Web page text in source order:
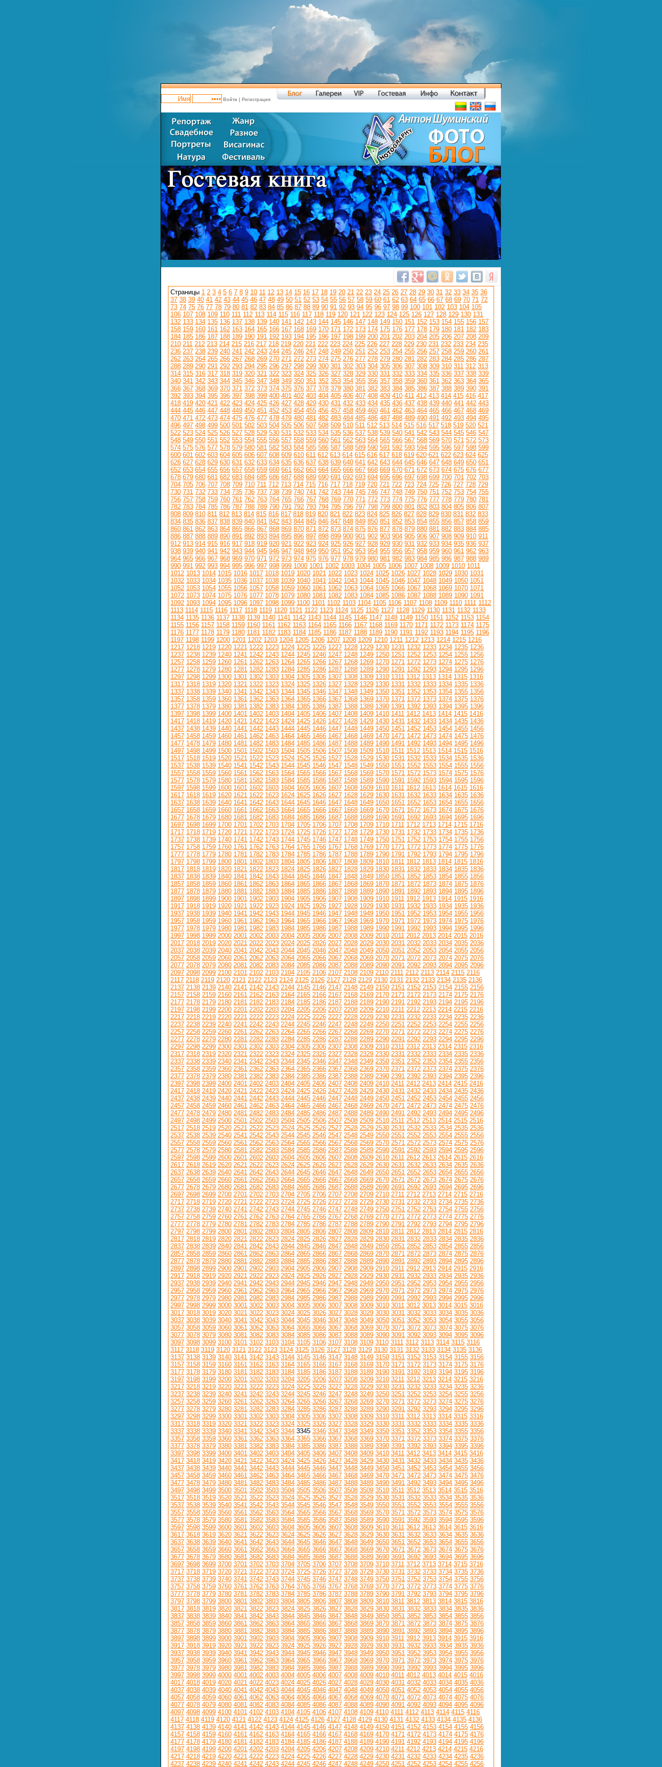
Войти Регистрация
Страницы 1 2 3 4 5 6 7 8 9 10 11 12 13 14 15 16 17 18 19 20 21 22 23 24 25 26 27 28 29 30 31 32 33 34 35 36
37 38 39 40 41 42 43 44 45 46 47 48 49 50 51 52 53 54 55 56 57 58 59 60 61 62 63 64 65 66 67 68 69 70 71 72
73 74 75 76 77 78 79 80 81 82 83 84 85 86 87 88 89 90 91 92 93 94 95 96 97 98 99 100 101 102 103 104 105
106 107 108 109 110 111 112 113 114 115 116 117 118 119 120 121 122 123 124 125 126 127 128 129 130 131
132 133 134 135 136 137 138 139 140 141 142 143 144 145 146 147 148 149 150 151 152 153 154 155 156 157
158 159 160 161 162 163 164 165 166 167 168 169 170 171 172 173 174 175 176 177 178 179 180 181 182 183
184 185 186 187 188 189 190 191 192 193 194 195 196 197 198 199 200 201 202 203 204 205 206 207 208 209
210 211 212 213 214 215 216 217 218 219 220 221 222 223 224 225 226 227 228 229 230 231 232 233 234 235
236 237 238 239 240 241 242 243 244 245 246 247 248 249 250 251 252 253 254 255 256 257 258 259 260 261
262 263 264 265 266 267 268 269 270 271 272 273 274 275 276 277 278 279 280 281 282 283 284 285 286 287
288 289 290 291 292 293 294 295 296 297 298 299 300 301 302 303 304 305 306 307 308 309 310 311 312 313
314 315 316 317 318 319 320 321 322 323 324 325 326 327 328 329 330 331 332 333 334 335 336 337 338 339
340 341 342 343 344 345 346 347 348 349 350 351 352 353 354 355 356 357 358 359 360 361 362 363 364 365
366 367 368 369 370 371 372 373 374 375 376 377 378 379 380 381 382 383 384 385 386 387 388 389 390 391
392 393 394 395 396 397 398 399 400 401 402 403 404 405 406 407 408 409 410 411 412 413 414 415 416 417
418 419 420 421 422 423 424 425 426 427 428 429 430 431 432 433 434 435 436 437 438 439 440 441 442 443
444 445 446 447 448 449 450 451 452 453 454 455 456 457 458 459 460 461 462 463 464 465 466 467 468 469
470 471 472 473 474 475 476 477 478 479 480 481 482 483 484 485 486 487 488 489 490 491 492 493 494 495
496 497 498 499 500 501 502 503 504 505 506 507 508 509 510 511 512 513 514 515 516 517 518 519 520 521
522 523 524 525 526 527 528 529 530 531 532 533 534 535 536 537 538 539 540 541 542 543 544 545 546 547
548 549 550 551 552 553 554 555 556 557 558 559 560 561 562 563 564 565 566 567 568 569 570 571 572 573
574 575 576 577 578 579 580 581 582 583 584 585 586 587 588 589 590 591 592 593 594 595 596 597 598 599
600 601 602 603 604 605 606 607 608 609 610 611 612 613 614 615 616 617 618 619 620 621 622 623 624 625
626 627 628 629 630 631 632 633 634 635 636 637 638 639 640 641 642 643 644 645 646 647 648 649 650 651
652 653 654 655 656 657 658 659 660 661 662 663 664 665 666 667 668 669 670 671 672 673 674 675 676 677
678 679 680 681 682 683 684 685 686 687 688 689 690 691 692 693 694 695 696 697 698 699 700 701 702 703
704 705 706 707 708 709 710 711 712 713 714 715 716 717 718 719 720 721 722 723 724 725 726 727 728 729
730 731 732 733 734 735 736 737 738 739 740 741 742 743 744 745 746 747 748 749 750 751 752 753 754 755
756 757 758 759 760 761 762 763 764 765 766 767 768 769 770 771 772 773 774 775 776 777 778 779 780 781
782 783 784 785 786 787 788 789 790 791 792 793 794 795 796 797 798 799 800 801 802 803 804 805 806 807
808 809 810 811 812 813 814 815 816 817 818 819 820 821 822 823 824 825 826 827 828 829 830 831 832 833
834 835 836 837 838 839 840 841 842 843 844 845 846 847 848 849 850 851 852 853 854 855 856 857 858 859
860 861 862 863 864 865 866 867 868 869 870 871 872 873 874 875 876 877 878 879 880 881 882 883 884 885
886 887 888 889 890 891 892 893 894 895 896 897 898 899 900 901 902 903 904 905 906 907 908 909 910 911
912 913 914 915 916 917 918 919 920 921 922 923 924 925 926 927 928 929 930 931 932 933 934 935 936 937
938 939 940 941 942 943 944 945 946 947 948 949 950 951 952 953 954 955 956 957 958 959 960 961 962 963
964 965 966 967 968 969 970 971 972 973 974 975 976 977 978 979 980 981 982 983 984 985 986 987 988 989
990 991 992 993 994 995 996 997 998 999 1000 1001 1002 1003 1004 1005 1006 1007 1008 1009 1010 1011
1012 1013 1014 1015 1016 1017 1018 1019 1020 1021 1022 1023 1024 1025 1026 1027 1028 1029 1030 1031
1032 1033 1034 1035 1036 1037 1038 1039 1040 1041 1042 1043 1044 1045 1046 1047 1048 1049 1050 1051
1052 1053 1054 1055 1056 1057 1058 1059 1060 1061 1062 1063 1064 1065 1066 1067 1068 1069 1070 1071
1072 1073 1074 1075 1076 1077 1078 1079 1080 1081 1082 1083 1084 1085 1086 1087 1088 1089 1090 1091
1092 1093 1094 1095 1096 1097 1098 1099 1100 1101 1102 1103 1104 1105 1106 1107 1108 1109 1110 1111 1112
1113 1114 1115 1116 1117 1118 1119 1120 1121 1122 1123 1124 1125 1126 1127 1128 1129 1130 1131 1132 1133
1134 1135 1136 1137 1138 1139 1140 1141 1142 1143 1144 1145 1146 1147 1148 1149 1150 1151 1152 1153 1154
1155 1156 1157 1158 1159 1160 1161 1162 1163 1164 1165 1166 1167 1168 1169 1170 1171 1172 1173 1174 1175
1176 1177 1178 1179 1180 1181 1182 1183 1184 1185 1186 1187 1188 1189 1190 1191 1192 1193 1194 1195 1196
1197 1198 1199 1200 1201 1202 1203 1204 1205 1206 1207 1208 1209 1210 1211 1212 1213 1214 1215 1216
1217 1218 1219 1220 1221 1222 1223 1224 1225 1226 1227 1228 1229 1230 1231 1232 1233 1234 1235 1236
1237 1238 1239 1240 1241 1242 1243 1244 1245 1246 1247 1248 1249 1250 1251 1252 1253 1254 1255 1256
1257 1258 1259 1260 1261 1262 1263 1264 1265 1266 1267 1268 1269 1270 1271 1272 1273 1274 1275 1276
1277 1278 1279 1280 1281 1282 1283 1284 1285 1286 1287 1288 1289 1290 1291 1292 1293 1294 1295 1296
1297 1298 1299 1300 1301 1302 1303 1304 1305 1306 1307 1308 1309 1310 1311 1312 1313 1314 1315 1316
1317 1318 1319 1320 1321 1322 1323 1324 1325 1326 1327 1328 1329 1330 1331 1332 1333 1334 1335 1336
1337 1338 1339 1340 1341 1342 1343 1344 1345 1346 1347 1348 1349 1350 1351 1352 1353 1354 1355 1356
1357 1358 1359 1360 1361 1362 1363 1364 1365 1366 1367 1368 1369 1370 1371 1372 1373 1374 1375 1376
1377 1378 1379 1380 1381 1382 1383 1384 1385 1386 1387 1388 1389 1390 1391 1392 1393 1394 1395 1396
1397 1398 1399 1400 1401 1402 1403 1404 1405 1406 1407 1408 1409 1410 1411 1412 1413 1414 1415 1416
1417 1418 1419 1420 1421 1422 1423 1424 1425 1426 1427 1428 1429 1430 1431 1432 1433 1434 1435 1436
1437 1438 1439 1440 1441 1442 1443 1444 1445 1446 1447 1448 1449 1450 1451 1452 1453 1454 1455 1456
1457 1458 1459 1460 1461 1462 1463 1464 1465 1466 1467 1468 1469 1470 1471 1472 1473 1474 1475 1476
1477 1478 1479 1480 1481 1482 1483 1484 1485 1486 1487 1488 1489 1490 1491 1492 1493 1494 1495 1496
1497 1498 1499 1500 1501 1502 1503 1504 1505 1506 1507 1508 1509 1510 1511 1512 1513 1514 1515 1516
1517 1518 1519 1520 1521 1522 1523 1524 1525 1526 1527 1528 1529 1530 1531 1532 1533 1534 1535 1536
1537 1538 1539 1540 1541 1542 1543 1544 1545 1546 1547 1548 1549 1550 1551 1552 1553 1554 1555 1556
1557 1558 1559 1560 1561 1562 1563 1564 1565 1566 1567 1568 1569 1570 1571 1572 1573 1574 1575 1576
1577 1578 1579 1580 1581 1582 1583 1584 1585 1586 1587 1588 1589 1590 1591 1592 1593 1594 1595 1596
1597 1598 1599 1600 1601 1602 1603 1604 1605 1606 1607 1608 1609 1610 1611 1612 1613 1614 1615 1616
1617 1618 1619 1620 1621 1622 1623 1624 1625 1626 1627 1628 1629 1630 1631 1632 1633 1634 1635 1636
1637 1638 1639 1640 1641 1642 1643 1644 1645 1646 1647 1648 1649 1650 1651 1652 1653 1654 1655 1656
1657 1658 1659 1660 1661 1662 1663 1664 1665 1666 1667 1668 1669 1670 1671 1672 1673 1674 1675 1676
1677 1678 1679 1680 1681 1682 1683 1684 1685 1686 1687 1688 1689 1690 1691 1692 1693 1694 1695 1696
1697 1698 1699 1700 1701 1702 1703 1704 1705 1706 1707 1708 1709 1710 1711 1712 1713 1714 1715 1716
1717 1718 1719 1720 1721 1722 1723 1724 1725 1726 1727 1728 1729 1730 1731 1732 1733 1734 1735 1736
1737 1738 1739 1740 1741 1742 1743 1744 1745 1746 1747 1748 1749 1750 1751 1752 1753 1754 1755 1756
1757 1758 1759 1760 1761 1762 1763 1764 1765 1766 1767 1768 1769 1770 1771 1772 1773 1774 1775 1776
1777 1778 1779 1780 1781 1782 1783 1784 1785 1786 1787 1788 1789 1790 1791 1792 1793 1794 1795 1796
1797 1798 1799 1800 1801 1802 1803 1804 1805 1806 1807 1808 1809 1810 1811 1812 1813 1814 1815 1816
1817 1818 1819 1820 1821 1822 1823 1824 1825 1826 1827 1828 1829 1830 1831 1832 1833 1834 1835 1836
1837 1838 1839 1840 1841 1842 1843 1844 1845 1846 1847 1848 1849 1850 1851 1852 1853 1854 1855 1856
1857 1858 1859 1860 1861 1862 1863 1864 1865 1866 1867 1868 1869 1870 1871 1872 1873 1874 1875 1876
1877 1878 1879 1880 1881 1882 1883 1884 1885 1886 1887 1888 1889 1890 1891 1892 1893 1894 1895 1896
1897 1898 1899 1900 1901 1902 1903 1904 1905 1906 1907 1908 1909 1910 1911 1912 1913 1914 1915 1916
1917 1918 1919 1920 1921 1922 1923 1924 1925 1926 1927 1928 1929 1930 1931 1932 1933 1934 1935 1936
1937 1938 1939 1940 1941 1942 1943 1944 1945 1946 1947 1948 1949 1950 1951 1952 1953 1954 1955 1956
1957 1958 1959 1960 1961 1962 1963 1964 1965 1966 1967 1968 1969 1970 1971 1972 1973 1974 1975 1976
1977 1978 1979 1980 1981 1982 1983 1984 1985 1986 1987 1988 1989 1990 1991 1992 1993 1994 1995 1996
1997 1998 1999 2000 2001 2002 2003 2004 2005 2006 2007 2008 2009 2010 2011 2012 2013 2014 2015 2016
2017 2018 2019 2020 2021 2022 2023 2024 2025 2026 2027 2028 2029 2030 2031 2032 2033 2034 2035 2036
2037 2038 2039 2040 2041 2042 2043 2044 2045 2046 2047 2048 2049 2050 2051 2052 2053 2054 2055 2056
2057 2058 2059 2060 2061 2062 2063 2064 2065 2066 2067 2068 2069 2070 2071 2072 2073 2074 2075 2076
2077 2078 2079 2080 2081 2082 2083 2084 2085 2086 2087 2088 2089 2090 2091 2092 2093 2094 2095 2096
2097 2098 2099 2100 2101 2102 2103 2104 2105 2106 2107 2108 2109 2110 2111 2112 2113 2114 2115 2116
2117 2118 2119 2120 2121 2122 2123 2124 2125 2126 2127 2128 2129 2130 2131 2132 2133 2134 2135 2136
2137 2138 2139 2140 2141 2142 2143 2144 2145 2146 2147 2148 2149 2150 2151 2152 2153 2154 2155 2156
2157 2158 2159 2160 2161 2162 2163 2164 2165 2166 2167 2168 2169 2170 2171 2172 2173 2174 2175 2176
2177 2178 2179 2180 2181 2182 2183 2184 2185 2186 2187 2188 2189 2190 2191 2192 2193 2194 2195 2196
2197 2198 2199 2200 2201 2202 2203 2204 2205 2206 2207 2208 2209 2210 2211 2212 2213 2214 2215 2216
2217 2218 2219 2220 2221 2222 2223 2224 2225 2226 2227 2228 2229 2230 2231 2232 2233 2234 2235 2236
2237 2238 2239 2240 2241 2242 2243 2244 2245 2246 2247 2248 2249 2250 2251 2252 2253 2254 2255 2256
2257 2258 2259 2260 2261 2262 2263 2264 2265 2266 2267 2268 2269 2270 2271 2272 2273 2274 2275 2276
2277 2278 2279 2280 2281 2282 2283 2284 2285 2286 2287 2288 2289 2290 2291 2292 2293 2294 2295 2296
2297 2298 2299 2300 2301 2302 2303 2304 2305 2306 2307 2308 2309 2310 2311 2312 2313 2314 2315 2316
2317 2318 2319 2320 2321 2322 2323 2324 2325 2326 2327 2328 2329 2330 2331 2332 2333 2334 2335 2336
2337 2338 2339 2340 2341 2342 2343 2344 2345 2346 2347 2348 2349 2350 2351 2352 2353 2354 2355 2356
2357 2358 2359 2360 2361 2362 2363 2364 2365 2366 2367 2368 2369 2370 2371 2372 2373 2374 2375 2376
2377 2378 2379 2380 2381 2382 2383 2384 2385 2386 2387 2388 2389 2390 2391 2392 2393 2394 2395 2396
2397 2398 2399 2400 2401 2402 2403 2404 2405 2406 2407 2408 2409 2410 2411 2412 2413 2414 2415 2416
2417 2418 2419 2420 2421 2422 2423 2424 2425 2426 2427 2428 2429 2430 2431 2432 2433 2434 2435 2436
2437 2438 2439 2440 2441 2442 2443 2444 2445 2446 2447 2448 2449 2450 2451 2452 2453 2454 2455 2456
2457 2458 2459 2460 2461 2462 2463 2464 2465 2466 2467 2468 2469 2470 2471 2472 2473 2474 2475 2476
2477 2478 2479 2480 2481 2482 2483 2484 2485 2486 2487 2488 2489 2490 2491 2492 2493 2494 2495 2496
2497 2498 2499 2500 2501 2502 2503 2504 2505 2506 2507 2508 2509 2510 2511 2512 2513 2514 2515 2516
2517 2518 2519 2520 2521 2522 2523 2524 2525 2526 2527 2528 2529 2530 2531 2532 2533 2534 2535 2536
2537 2538 2539 2540 2541 2542 2543 2544 2545 2546 2547 2548 2549 2550 2551 2552 2553 2554 2555 2556
2557 2558 2559 2560 2561 2562 2563 2564 2565 2566 2567 2568 2569 2570 2571 2572 2573 2574 2575 2576
2577 2578 2579 2580 2581 2582 2583 2584 2585 2586 2587 2588 2589 2590 2591 2592 2593 2594 2595 2596
2597 2598 2599 2600 2601 2602 2603 2604 2605 2606 2607 2608 2609 2610 2611 2612 2613 2614 2615 2616
2617 2618 2619 2620 2621 2622 2623 2624 2625 2626 2627 2628 2629 2630 2631 2632 2633 2634 2635 2636
2637 2638 2639 2640 2641 2642 2643 2644 2645 2646 2647 2648 2649 2650 2651 2652 2653 2654 2655 2656
2657 2658 2659 2660 2661 2662 2663 2664 2665 2666 2667 2668 2669 2670 2671 2672 2673 2674 2675 2676
2677 2678 2679 2680 2681 2682 2683 2684 2685 2686 2687 2688 2689 2690 2691 2692 2693 2694 2695 2696
2697 2698 2699 2700 2701 2702 2703 2704 2705 2706 2707 2708 2709 2710 2711 2712 2713 2714 2715 2716
2717 2718 2719 2720 2721 2722 2723 2724 2725 2726 2727 2728 2729 2730 2731 2732 2733 2734 2735 2736
2737 2738 2739 2740 2741 2742 2743 2744 2745 2746 2747 2748 2749 2750 2751 2752 2753 2754 2755 2756
2757 2758 2759 2760 2761 2762 2763 2764 2765 2766 2767 2768 2769 2770 2771 2772 2773 2774 2775 2776
2777 2778 2779 2780 2781 2782 2783 2784 2785 2786 2787 2788 2789 2790 2791 2792 2793 2794 2795 2796
2797 2798 2799 2800 2801 2802 2803 2804 2805 2806 2807 2808 2809 2810 2811 2812 2813 2814 2815 2816
2817 2818 2819 2820 2821 2822 2823 2824 2825 2826 2827 2828 2829 2830 2831 2832 2833 2834 2835 2836
2837 2838 2839 2840 2841 2842 2843 2844 2845 2846 2847 2848 2849 2850 2851 2852 2853 2854 2855 2856
2857 2858 2859 2860 2861 2862 2863 2864 2865 2866 2867 2868 2869 2870 2871 2872 2873 2874 2875 2876
2877 2878 2879 2880 2881 2882 2883 2884 2885 2886 2887 2888 2889 2890 2891 2892 2893 2894 2895 2896
2897 2898 2899 2900 2901 2902 2903 2904 2905 2906 2907 2908 2909 2910 2911 2912 2913 2914 2915 2916
2917 2918 2919 2920 2921 2922 2923 2924 2925 2926 2927 2928 2929 2930 2931 2932 2933 2934 2935 2936
2937 2938 2939 2940 2941 2942 2943 2944 2945 2946 2947 2948 2949 2950 2951 2952 2953 2954 2955 2956
2957 2958 2959 2960 2961 2962 2963 2964 2965 2966 2967 2968 2969 2970 2971 2972 2973 2974 2975 2976
2977 2978 2979 2980 2981 2982 2983 2984 2985 2986 2987 2988 2989 2990 2991 2992 2993 2994 2995 2996
2997 2998 2999 3000 3001 3002 3003 3004 3005 3006 3007 3008 3009 3010 3011 3012 3013 3014 3015 3016
3017 3018 3019 3020 3021 3022 3023 3024 3025 3026 3027 3028 3029 3030 3031 3032 3033 3034 3035 3036
3037 3038 3039 3040 3041 3042 3043 3044 3045 3046 3047 3048 3049 3050 3051 3052 3053 3054 3055 3056
3057 3058 3059 3060 3061 3062 3063 3064 3065 3066 3067 3068 3069 3070 3071 3072 3073 3074 3075 3076
3077 3078 3079 3080 3081 3082 3083 3084 3085 3086 3087 3088 3089 3090 3091 3092 3093 3094 3095 3096
3097 3098 3099 3100 3101 3102 3103 3104 3105 3106 3107 3108 3109 3110 3111 3112 3113 3114 3115 3116
3117 3118 3119 3120 3121 3122 3123 3124 3125 3126 3127 3128 3129 3130 3131 3132 3133 3134 3135 3136
3137 3138 3139 3140 3141 3142 3143 3144 3145 3146 3147 3148 3149 3150 3151 3152 3153 3154 3155 3156
3157 3158 3159 3160 3161 3162 3163 3164 3165 3166 3167 3168 3169 3170 3171 3172 3173 3174 3175 3176
3177 3178 3179 3180 3181 3182 3183 3184 3185 3186 3187 3188 3189 3190 3191 3192 3193 3194 3195 3196
3197 3198 3199 3200 3201 3202 3203 3204 3205 3206 3207 3208 3209 3210 3211 3212 3213 3214 3215 3216
3217 3218 3219 3220 3221 3222 3223 3224 3225 3226 3227 3228 3229 3230 3231 3232 3233 3234 3235 3236
3237 3238 3239 3240 3241 3242 3243 3244 3245 3246 3247 3248 3249 3250 3251 3252 3253 3254 3255 3256
3257 3258 3259 3260 3261 3262 3263 3264 3265 3266 3267 3268 3269 3270 3271 3272 3273 3274 3275 3276
3277 3278 3279 3280 3281 3282 3283 3284 3285 3286 3287 3288 3289 3290 3291 3292 3293 3294 3295 3296
3297 3298 3299 3300 3301 3302 3303 3304 3305 3306 3307 3308 3309 3310 3311 3312 3313 3314 3315 3316
3317 3318 3319 3320 3321 3322 3323 3324 3325 3326 3327 3328 3329 3330 3331 3332 3333 3334 3335 3336
3337 3338 3339 3340 3341 3342 3343 3344 3345 3346 3347 3348 3349 3350 3351 3352 3353 3354 3355 3356
3357 3358 3359 3360 3361 3362 3363 3364 3365 3366 3367 3368 3369 3370 3371 3372 3373 3374 3375 3376
3377 3378 3379 3380 3381 3382 3383 3384 3385 3386 3387 3388 3389 3390 3391 3392 3393 3394 3395 3396
3397 3398 3399 3400 3401 3402 3403 3404 3405 3406 3407 3408 3409 3410 3411 3412 3413 3414 3415 3416
3417 3418 3419 3420 3421 3422 3423 3424 3425 3426 3427 3428 3429 3430 3431 3432 3433 3434 3435 3436
3437 3438 3439 3440 3441 3442 3443 3444 3445 3446 3447 3448 3449 3450 3451 3452 3453 3454 3455 3456
3457 3458 3459 3460 3461 3462 3463 3464 3465 3466 3467 3468 3469 3470 3471 3472 3473 3474 3475 3476
3477 3478 3479 3480 3481 3482 3483 3484 3485 3486 3487 3488 3489 3490 3491 3492 3493 3494 3495 3496
3497 3498 3499 3500 3501 3502 3503 3504 3505 3506 3507 3508 3509 3510 3511 3512 3513 3514 3515 3516
3517 3518 3519 3520 3521 3522 3523 3524 3525 3526 3527 3528 3529 3530 3531 3532 3533 3534 3535 3536
3537 3538 3539 3540 3541 3542 3543 3544 3545 3546 3547 3548 3549 3550 3551 3552 3553 3554 3555 3556
3557 3558 3559 3560 3561 3562 3563 3564 3565 3566 3567 3568 3569 3570 3571 3572 3573 3574 3575 3576
3577 3578 3579 3580 3581 3582 3583 3584 3585 3586 3587 3588 3589 3590 3591 3592 3593 3594 3595 3596
3597 3598 3599 3600 3601 3602 3603 3604 3605 3606 3607 3608 3609 3610 3611 3612 3613 3614 3615 3616
3617 3618 3619 3620 3621 3622 3623 3624 3625 3626 3627 3628 3629 3630 3631 3632 3633 3634 3635 3636
3637 3638 3639 3640 3641 3642 3643 3644 3645 3646 3647 3648 3649 3650 3651 3652 3653 3654 3655 3656
3657 3658 3659 3660 3661 3662 3663 3664 3665 3666 3667 3668 3669 3670 3671 3672 3673 3674 3675 3676
3677 3678 3679 3680 3681 3682 3683 3684 3685 3686 3687 3688 3689 3690 3691 3692 3693 3694 3695 3696
3697 3698 3699 3700 3701 3702 3703 3704 3705 3706 3707 3708 3709 3710 3711 3712 3713 3714 3715 3716
3717 3718 3719 3720 3721 3722 3723 3724 3725 3726 3727 3728 3729 3730 3731 3732 3733 3734 3735 3736
3737 3738 3739 3740 3741 3742 3743 3744 3745 3746 3747 3748 3749 3750 3751 3752 3753 3754 3755 3756
3757 3758 3759 3760 3761 3762 3763 3764 3765 3766 3767 3768 3769 3770 3771 3772 3773 3774 3775 3776
3777 3778 3779 3780 3781 3782 3783 3784 3785 3786 3787 3788 3789 3790 3791 3792 3793 3794 3795 3796
3797 3798 3799 3800 3801 3802 3803 3804 3805 3806 3807 3808 3809 3810 3811 3812 3813 3814 3815 3816
3817 3818 3819 3820 3821 3822 3823 3824 3825 3826 3827 3828 3829 3830 3831 3832 3833 3834 3835 3836
3837 3838 3839 3840 3841 3842 3843 3844 3845 3846 3847 3848 3849 3850 3851 3852 3853 3854 3855 3856
3857 3858 3859 3860 3861 3862 3863 3864 3865 3866 3867 3868 3869 3870 3871 3872 3873 3874 3875 3876
3877 3878 3879 3880 3881 3882 3883 3884 3885 3886 3887 3888 3889 3890 3891 3892 3893 3894 3895 3896
3897 3898 3899 3900 3901 3902 3903 3904 3905 3906 3907 3908 3909 3910 3911 3912 3913 3914 3915 3916
3917 3918 3919 3920 3921 3922 3923 3924 3925 3926 3927 3928 3929 3930 3931 3932 3933 3934 3935 3936
3937 3938 3939 3940 3941 3942 3943 3944 3945 3946 3947 3948 3949 3950 3951 3952 3953 3954 3955 3956
3957 3958 3959 3960 3961 3962 3963 3964 3965 3966 3967 3968 3969 3970 3971 3972 3973 3974 3975 3976
3977 3978 3979 3980 3981 3982 3983 3984 3985 3986 3987 3988 3989 3990 3991 3992 3993 3994 3995 3996
3997 3998 3999 4000 4001 4002 4003 4004 4005 4006 4007 4008 4009 4010 4011 4012 4013 4014 4015 4016
4017 4018 4019 4020 4021 4022 4023 4024 4025 4026 4027 4028 4029 4030 4031 4032 4033 4034 4035 4036
4037 4038 4039 4040 4041 4042 4043 4044 4045 4046 4047 4048 4049 4050 4051 4052 4053 4054 4055 4056
4057 4058 4059 4060 4061 4062 4063 4064 4065 4066 4067 4068 4069 4070 4071 4072 4073 4074 4075 4076
4077 4078 4079 4080 4081 4082 4083 4084 4085 4086 4087 4088 4089 4090 4091 4092 4093 4094 4095 4096
4097 4098 4099 4100 4101 4102 4103 4104 4105 4106 4107 4108 4109 4110 4111 4112 4113 4114 4115 4116
4117 4118 4119 4120 4121 4122 4123 4124 4125 4126 4127 4128 4129 4130 4131 4132 4133 4134 4135 4136
4137 4138 4139 4140 4141 4142 4143 4144 4145 4146 4147 4148 4149 4150 4151 4152 4153 4154 4155 4156
4157 4158 4159 4160 4161 4162 4163 4164 4165 4166 4167 4168 4169 4170 4171 4172 4173 4174 4175 4176
4177 4178 4179 4180 4181 4182 4183 4184 4185 4186 4187 4188 4189 4190 4191 4192 4193 4194 4195 4196
4197 4198 4199 4200 4201 4202 4203 4204 4205 4206 4207 4208 4209 4210 4211 4212 4213 4214 4215 4216
4217 4218 4219 4220 4221 4222 4223 4224 4225 4226 4227 4228 4229 4230 4231 4232 4233 4234 4235 4236
4237 4238 4239 4240 4241 4242 4243 4244 4245 4246 4247 4248 4249 4250 4251 4252 4253 4254 4255 4256